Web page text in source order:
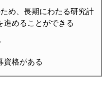
め、長期にわたる研究計
進めることができる
資格がある